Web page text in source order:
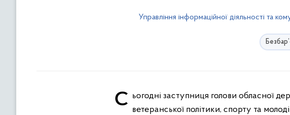
Управління інформаційної діяльності та
Сьогодні заступниця голови обласної державної адміністрації Людмила Сірко, керівники, фахівці управління ветеранської політики, спорту та